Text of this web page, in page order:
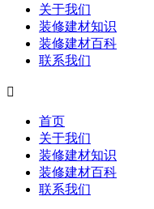
关于我们
装修建材知识
装修建材百科
联系我们

首页
关于我们
装修建材知识
装修建材百科
联系我们